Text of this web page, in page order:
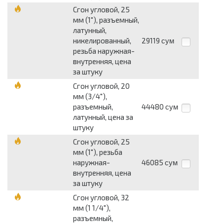
Сгон угловой, 25
мм (1"), разъемный,
латунный,
никелированный,
резьба наружная-
внутренняя, цена
за штуку
29119 сум
Сгон угловой, 20
мм (3/4"),
разъемный,
латунный, цена за
штуку
44480 сум
Сгон угловой, 25
мм (1"), резьба
наружная-
внутренняя, цена
за штуку
46085 сум
Сгон угловой, 32
мм (1 1/4"),
разъемный,